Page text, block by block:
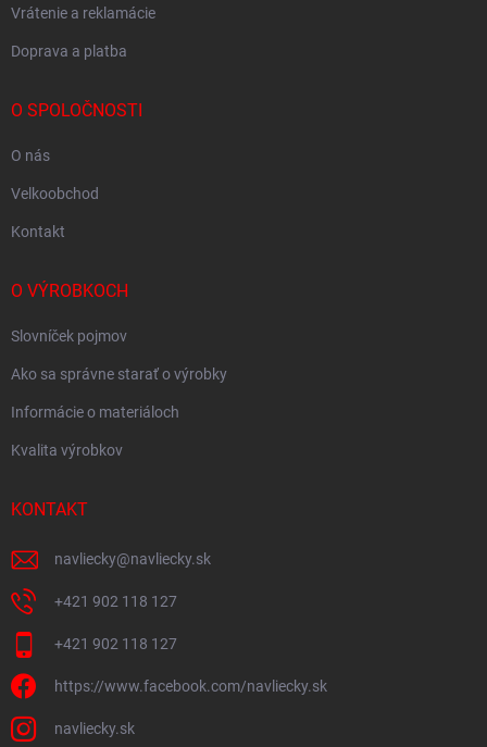
Vrátenie a reklamácie
Doprava a platba
O SPOLOČNOSTI
O nás
Velkoobchod
Kontakt
O VÝROBKOCH
Slovníček pojmov
Ako sa správne starať o výrobky
Informácie o materiáloch
Kvalita výrobkov
KONTAKT
navliecky@navliecky.sk
+421 902 118 127
+421 902 118 127
https://www.facebook.com/navliecky.sk
navliecky.sk